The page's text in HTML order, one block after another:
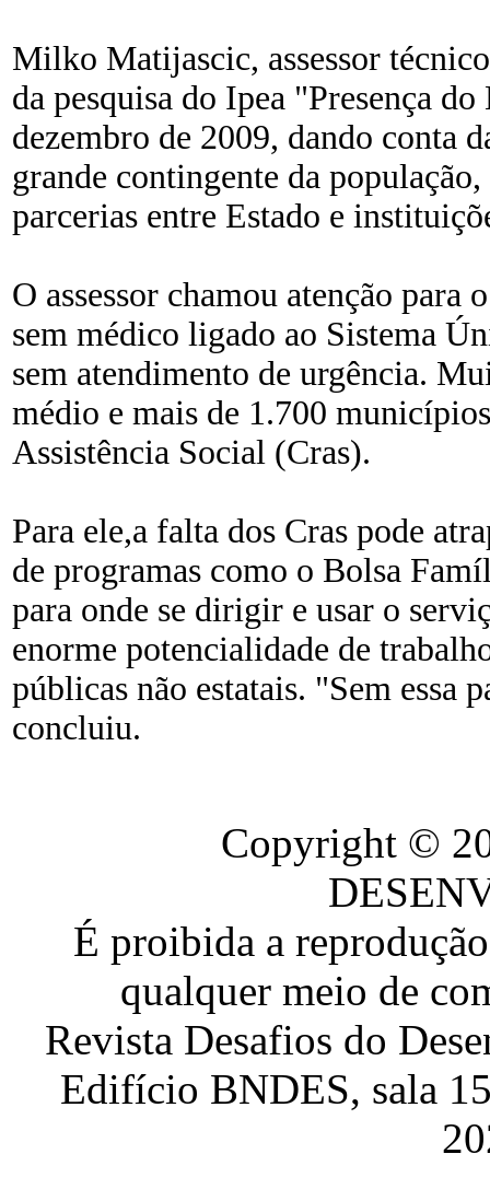
Milko Matijascic, assessor
da pesquisa do Ipea "Presença
dezembro de 2009, dando conta
grande contingente da
parcerias entre Estado e
O assessor chamou atenção
sem médico ligado ao Sistema
sem atendimento de urgência.
médio e mais de 1.700
Assistência Social (Cras).
Para ele,a falta dos Cras pode
de programas como o Bolsa
para onde se dirigir e usar o
enorme potencialidade de
públicas não estatais. "Sem essa
concluiu.
Copyright ©
É proibida a
qualquer meio de
Revista Desafios do
Edifício BNDES, sala